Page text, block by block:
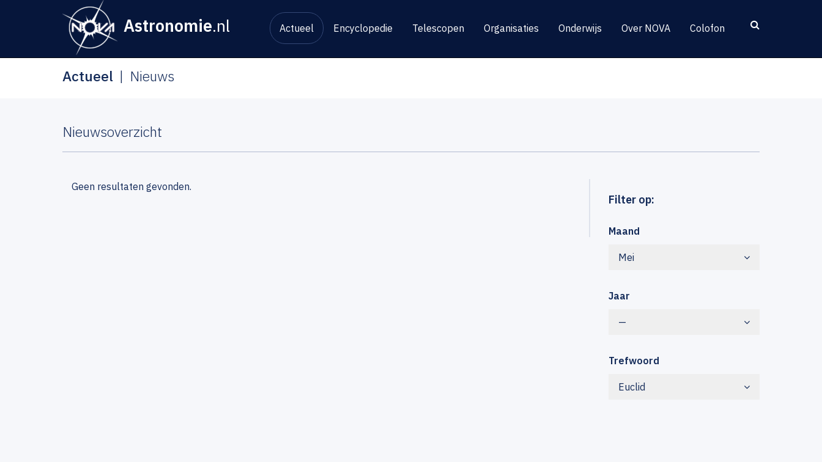
Astronomie.nl Actueel Encyclopedie Telescopen Organisaties Onderwijs Over NOVA Colofon
Actueel Nieuws
Nieuwsoverzicht
Filter op:
Maand
Mei
Jaar
—
Trefwoord
Euclid
Geen resultaten gevonden.